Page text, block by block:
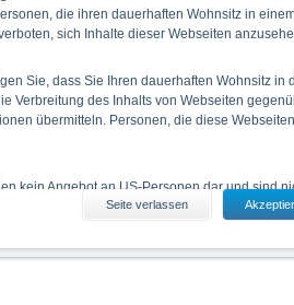
Verordnung und zu den
die ihren dauerhaften Wohnsitz in
sich Inhalte dieser Webseiten
Sie, dass Sie Ihren dauerhaften Wohnsitz in
Verbreitung des Inhalts von Webseiten
übermitteln. Personen, die diese
kein Angebot an US-Personen dar und sind
und durch Personen, die in dem
Seite verlassen